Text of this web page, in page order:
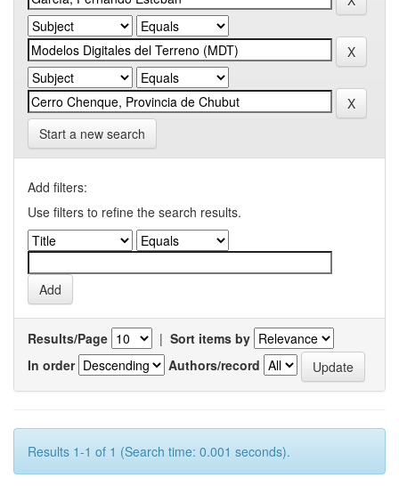
Start a new search
Add filters:
Use filters to refine the search results.
Results/Page | Sort items by
In order
Authors/record
Results 1-1 of 1 (Search time: 0.001 seconds).